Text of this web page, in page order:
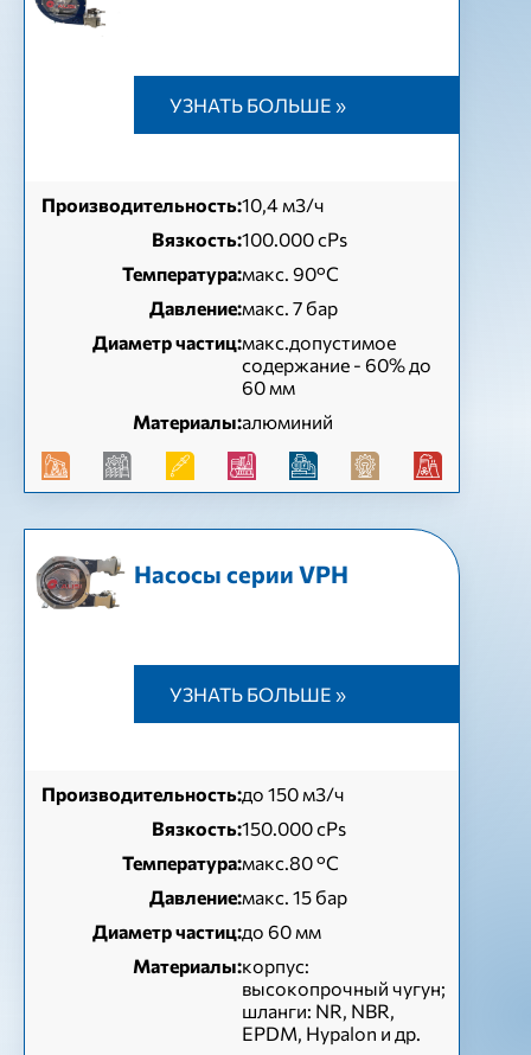
УЗНАТЬ БОЛЬШЕ »
Производительность:10,4 м3/ч
Вязкость:100.000 cPs
Температура:макс. 90°C
Давление:макс. 7 бар
Диаметр частиц:макс.допустимое
содержание - 60% до
60 мм
Материалы:алюминий
Насосы серии VPH
УЗНАТЬ БОЛЬШЕ »
Производительность:до 150 м3/ч
Вязкость:150.000 cPs
Температура:макс.80 °C
Давление:макс. 15 бар
Диаметр частиц:до 60 мм
Материалы:корпус:
высокопрочный чугун;
шланги: NR, NBR,
EPDM, Hypalon и др.